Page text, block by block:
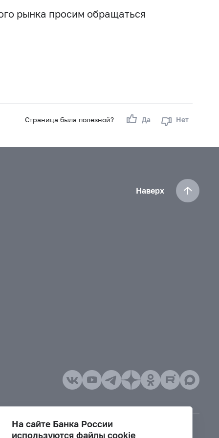
рынка просим обращаться
Страница была полезной? Да Нет
Наверх
На сайте Банка России
используются файлы cookie